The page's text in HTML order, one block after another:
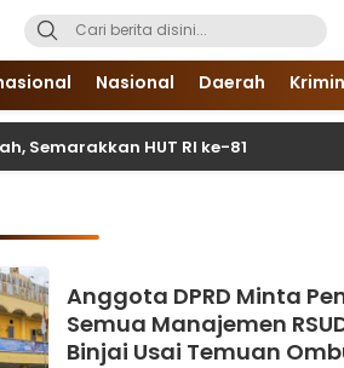
di Sumatera Utara dan Nasional
Nasional Daerah
HUT RI ke-81
Anggota DPRD Minta
Semua Manajemen
Binjai Usai Temuan